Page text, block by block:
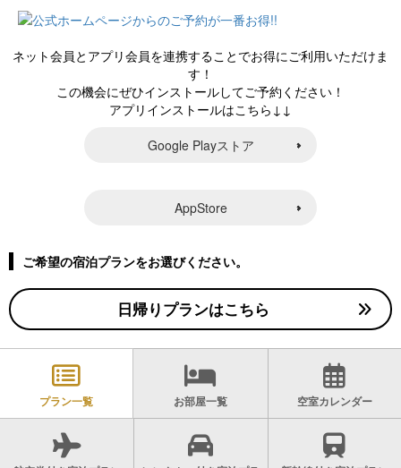
お問い合わせ
Language
English 한국어
中文繁體
CLOSE
ネット会員とアプリ会員を連携することでお得にご利用いただけま
す！
この機会にぜひインストールしてご予約ください！
アプリインストールはこちら↓↓
Google Playストア
AppStore
ご希望の宿泊プランをお選びください。
日帰りプランはこちら
プラン一覧 お部屋一覧 空室カレンダー